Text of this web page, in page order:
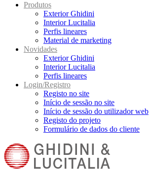
Produtos
Exterior Ghidini
Interior Lucitalia
Perfis lineares
Material de marketing
Novidades
Exterior Ghidini
Interior Lucitalia
Perfis lineares
Login/Registro
Registo no site
Início de sessão no site
Início de sessão do utilizador web
Registo do projeto
Formulário de dados do cliente